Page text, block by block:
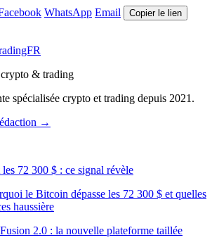
WhatsApp Email Copier le lien
crypto & trading
spécialisée crypto et trading depuis 2021.
→
72 300 $ : ce signal révèle
le Bitcoin dépasse les 72 300 $ et quelles
haussière
2.0 : la nouvelle plateforme taillée